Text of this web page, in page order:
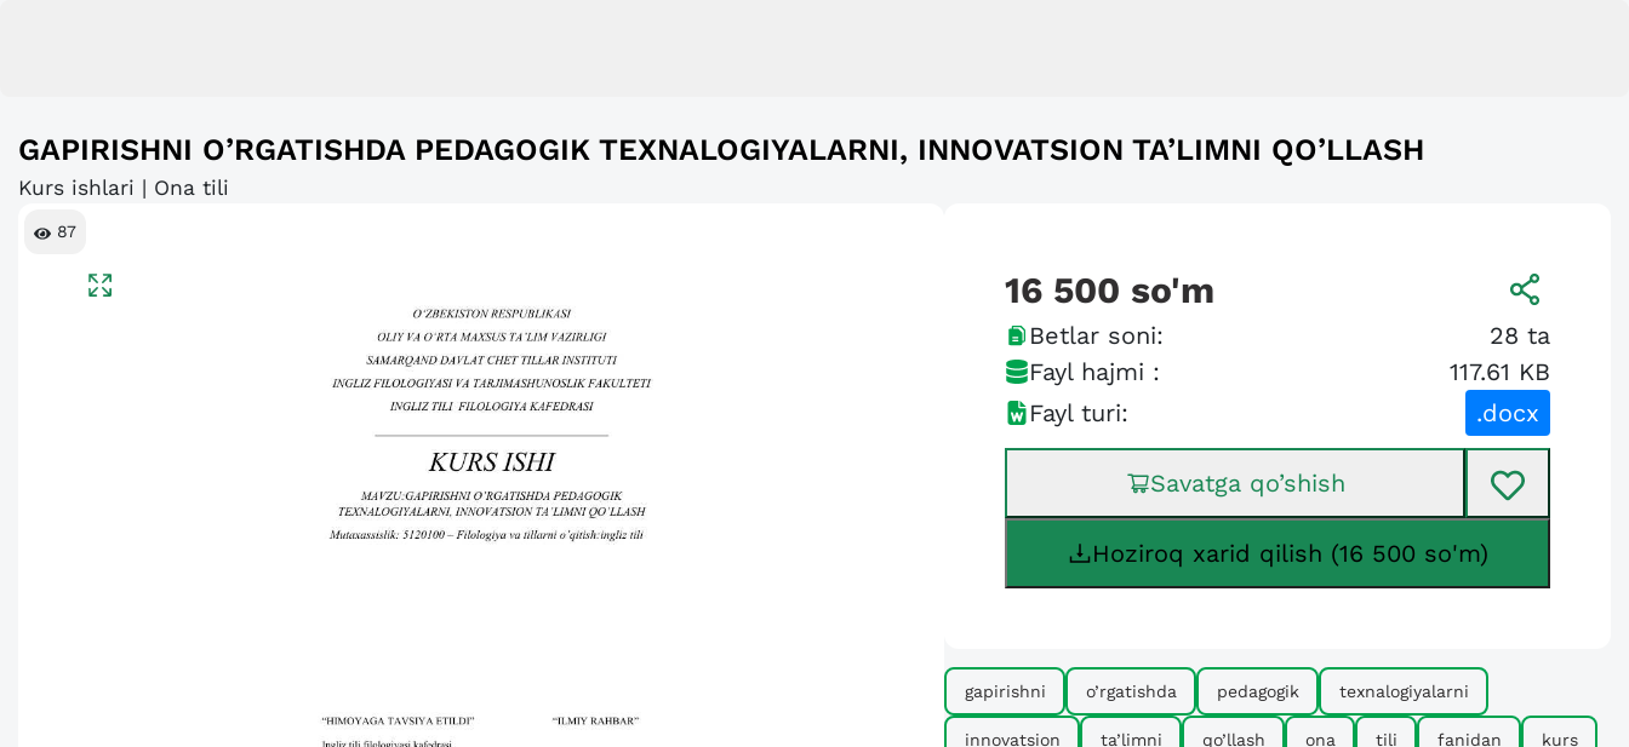
GAPIRISHNI O’RGATISHDA PEDAGOGIK TEXNALOGIYALARNI, INNOVATSION TA’LIMNI QO’LLASH
Kurs ishlari | Ona tili
87
16 500 so'm
Betlar soni: 28 ta
Fayl hajmi :
117.61 KB
Fayl turi:
.docx
Savatga qo’shish
Hoziroq xarid qilish (16 500 so'm)
gapirishni o’rgatishda pedagogik texnalogiyalarni
innovatsion ta’limni qo’llash ona tili fanidan kurs